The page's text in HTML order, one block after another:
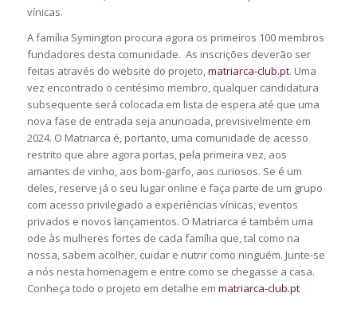
vínicas.
A família Symington procura agora os primeiros 100 membros
fundadores desta comunidade. As inscrições deverão ser
feitas através do website do projeto,matriarca-club.pt. Uma
vez encontrado o centésimo membro, qualquer candidatura
subsequente será colocada em lista de espera até que uma
nova fase de entrada seja anunciada, previsivelmente em
2024. O Matriarca é, portanto, uma comunidade de acesso
restrito que abre agora portas, pela primeira vez, aos
amantes de vinho, aos bom-garfo, aos curiosos. Se é um
deles, reserve já o seu lugar online e faça parte de um grupo
com acesso privilegiado a experiências vínicas, eventos
privados e novos lançamentos. O Matriarca é também uma
ode às mulheres fortes de cada família que, tal como na
nossa, sabem acolher, cuidar e nutrir como ninguém. Junte-se
a nós nesta homenagem e entre como se chegasse a casa.
Conheça todo o projeto em detalhe em matriarca-club.pt